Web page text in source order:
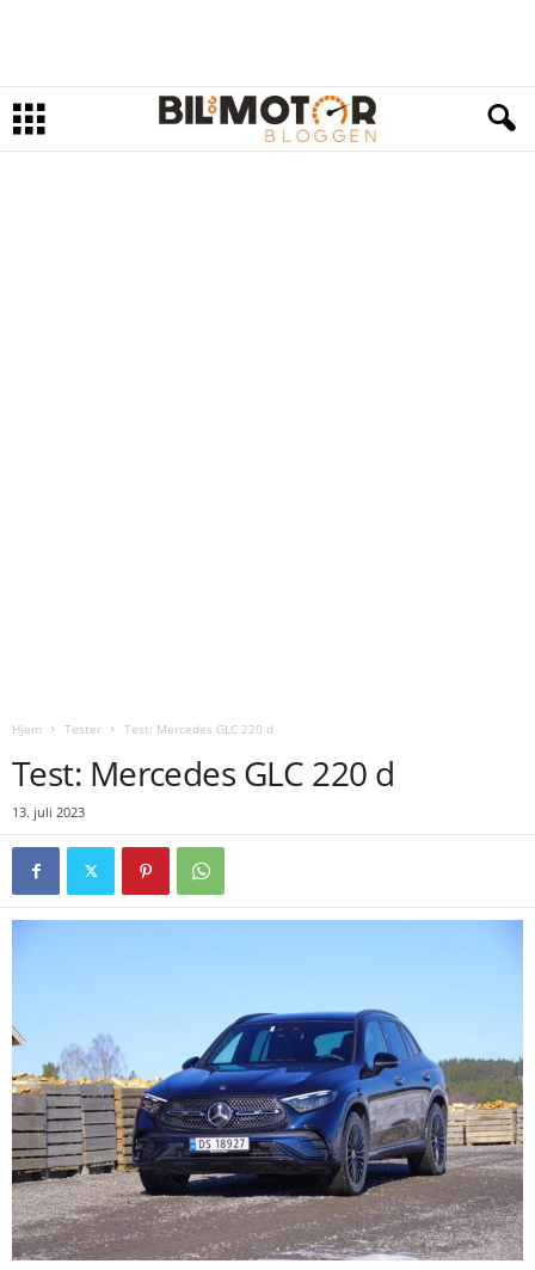
Hjem Tester Test: Mercedes GLC 220 d
Test: Mercedes GLC 220 d
13. juli 2023